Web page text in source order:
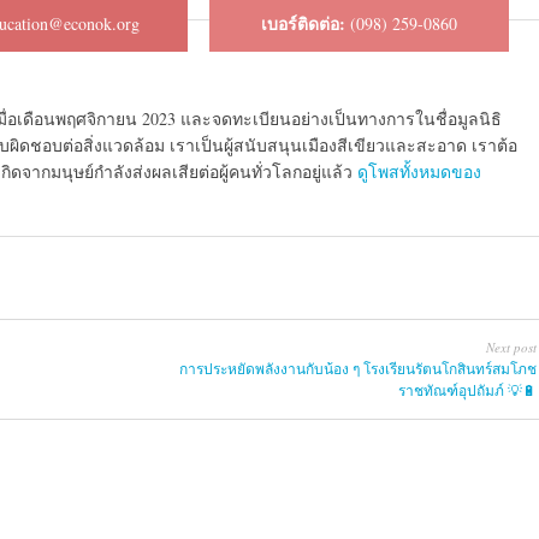
เบอร์ติดต่อ: (098) 259-0860
อเดือนพฤศจิกายน 2023 และจดทะเบียนอย่างเป็นทางการในชื่อมูลนิธิ
ดชอบต่อสิ่งแวดล้อม เราเป็นผู้สนับสนุนเมืองสีเขียวและสะอาด เราต้อ
ดจากมนุษย์กําลังส่งผลเสียต่อผู้คนทั่วโลกอยู่แล้ว ดูโพสทั้งหมดของ
Next post
การประหยัดพลังงานกับน้อง ๆ โรงเรียนรัตนโกสินทร์สมโภช
ราชทัณฑ์อุปถัมภ์ 💡🔋